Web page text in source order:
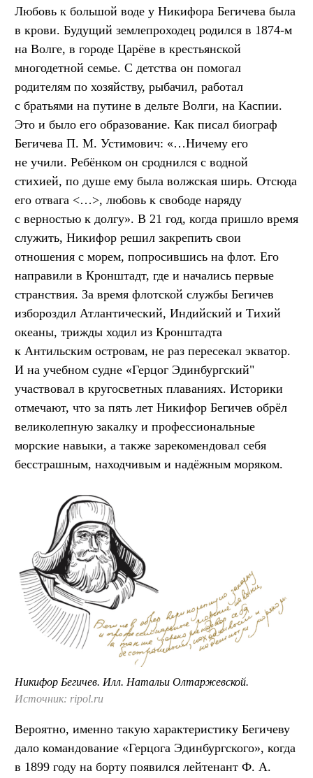
Любовь к большой воде у Никифора Бегичева была
в крови. Будущий землепроходец родился в 1874-м
на Волге, в городе Царёве в крестьянской
многодетной семье. С детства он помогал
родителям по хозяйству, рыбачил, работал
с братьями на путине в дельте Волги, на Каспии.
Это и было его образование. Как писал биограф
Бегичева П. М. Устимович: «…Ничему его
не учили. Ребёнком он сроднился с водной
стихией, по душе ему была волжская ширь. Отсюда
его отвага <…>, любовь к свободе наряду
с верностью к долгу». В 21 год, когда пришло время
служить, Никифор решил закрепить свои
отношения с морем, попросившись на флот. Его
направили в Кронштадт, где и начались первые
странствия. За время флотской службы Бегичев
избороздил Атлантический, Индийский и Тихий
океаны, трижды ходил из Кронштадта
к Антильским островам, не раз пересекал экватор.
И на учебном судне «Герцог Эдинбургский"
участвовал в кругосветных плаваниях. Историки
отмечают, что за пять лет Никифор Бегичев обрёл
великолепную закалку и профессиональные
морские навыки, а также зарекомендовал себя
бесстрашным, находчивым и надёжным моряком.
Никифор Бегичев. Илл. Натальи Олтаржевской.
Источник: ripol.ru
Вероятно, именно такую характеристику Бегичеву
дало командование «Герцога Эдинбургского», когда
в 1899 году на борту появился лейтенант Ф. А.